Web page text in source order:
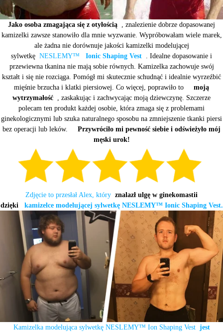
Jako osoba zmagająca się z otyłością , znalezienie dobrze dopasowanej
kamizelki zawsze stanowiło dla mnie wyzwanie. Wypróbowałam wiele marek,
ale żadna nie dorównuje jakości kamizelki modelującej
sylwetkę NESLEMY™ Ionic Shaping Vest . Idealne dopasowanie i
przewiewna tkanina nie mają sobie równych. Kamizelka zachowuje swój
kształt i się nie rozciąga. Pomógł mi skutecznie schudnąć i idealnie wyrzeźbić
mięśnie brzucha i klatki piersiowej. Co więcej, poprawiło to moją
wytrzymałość , zaskakując i zachwycając moją dziewczynę. Szczerze
polecam ten produkt każdej osobie, która zmaga się z problemami
ginekologicznymi lub szuka naturalnego sposobu na zmniejszenie tkanki piersi
bez operacji lub leków. Przywróciło mi pewność siebie i odświeżyło mój
męski urok!
Zdjęcie to przesłał Alex, który znalazł ulgę w ginekomastii
dzięki
kamizelce modelującej sylwetkę NESLEMY™ Ionic Shaping Vest.
Kamizelka modelująca sylwetkę NESLEMY™ Ion Shaping Vest jest